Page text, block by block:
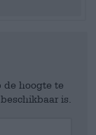
de hoogte te
is.